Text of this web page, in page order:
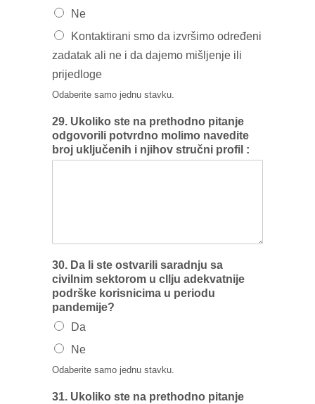
Ne
Kontaktirani smo da izvršimo određeni
zadatak ali ne i da dajemo mišljenje ili
prijedloge
Odaberite samo jednu stavku.
29. Ukoliko ste na prethodno pitanje
odgovorili potvrdno molimo navedite
broj uključenih i njihov stručni profil :
30. Da Ii ste ostvarili saradnju sa
civilnim sektorom u cllju adekvatnije
podrške korisnicima u periodu
pandemije?
Da
Ne
Odaberite samo jednu stavku.
31. Ukoliko ste na prethodno pitanje